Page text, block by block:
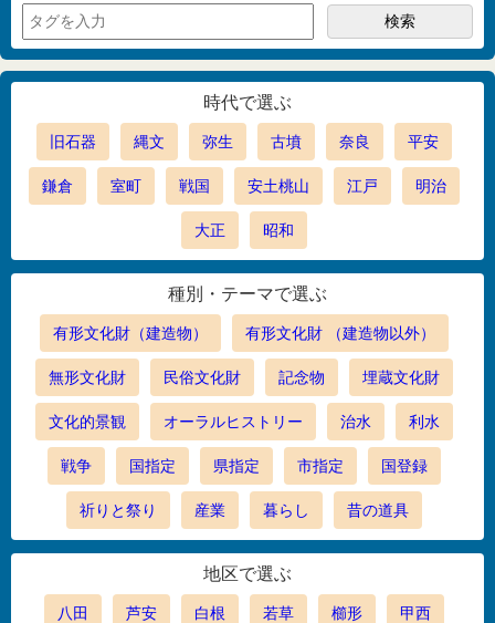
時代で選ぶ
旧石器 縄文 弥生 古墳 奈良 平安
鎌倉 室町 戦国 安土桃山 江戸 明治
大正 昭和
種別・テーマで選ぶ
有形文化財（建造物） 有形文化財 （建造物以外）
無形文化財 民俗文化財 記念物 埋蔵文化財
文化的景観 オーラルヒストリー 治水 利水
戦争 国指定 県指定 市指定 国登録
祈りと祭り 産業 暮らし 昔の道具
地区で選ぶ
八田 芦安 白根 若草 櫛形 甲西